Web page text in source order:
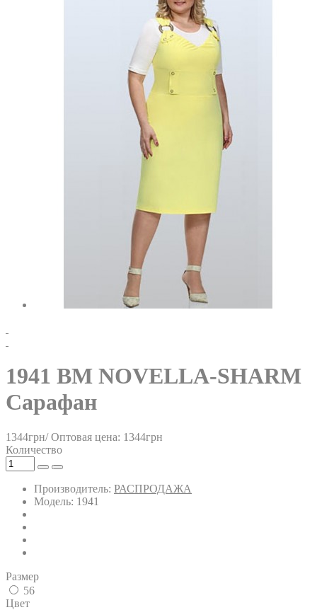
1941 BM NOVELLA-SHARM
Сарафан
1344грн/ Оптовая цена: 1344грн
Количество
Производитель: РАСПРОДАЖА
Модель: 1941
Размер
56
Цвет